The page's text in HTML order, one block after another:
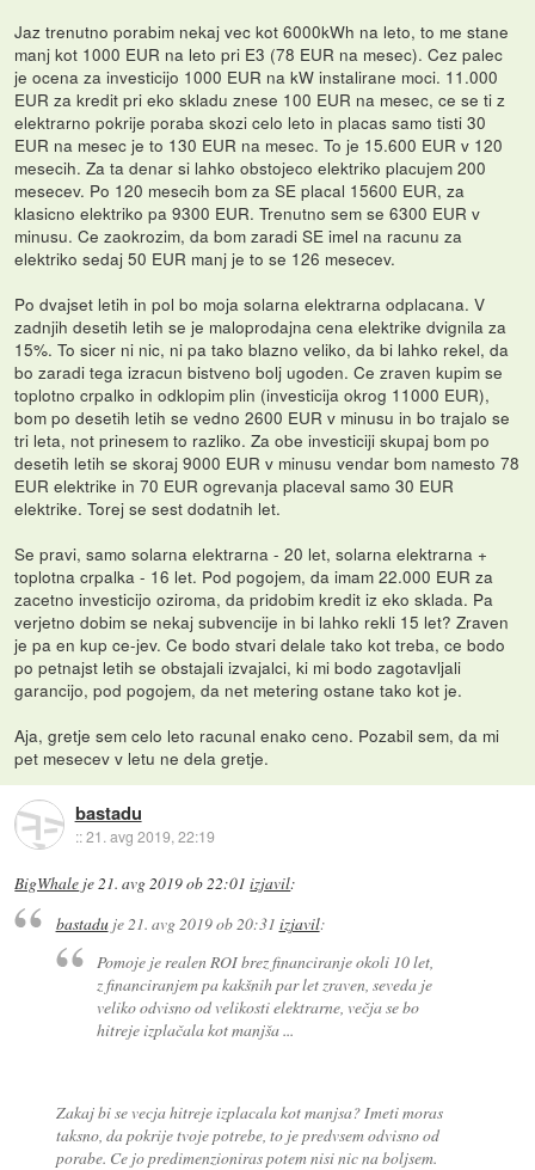
Jaz trenutno porabim nekaj vec kot 6000kWh na leto, to me stane
manj kot 1000 EUR na leto pri E3 (78 EUR na mesec). Cez palec
je ocena za investicijo 1000 EUR na kW instalirane moci. 11.000
EUR za kredit pri eko skladu znese 100 EUR na mesec, ce se ti z
elektrarno pokrije poraba skozi celo leto in placas samo tisti 30
EUR na mesec je to 130 EUR na mesec. To je 15.600 EUR v 120
mesecih. Za ta denar si lahko obstojeco elektriko placujem 200
mesecev. Po 120 mesecih bom za SE placal 15600 EUR, za
klasicno elektriko pa 9300 EUR. Trenutno sem se 6300 EUR v
minusu. Ce zaokrozim, da bom zaradi SE imel na racunu za
elektriko sedaj 50 EUR manj je to se 126 mesecev.
Po dvajset letih in pol bo moja solarna elektrarna odplacana. V
zadnjih desetih letih se je maloprodajna cena elektrike dvignila za
15%. To sicer ni nic, ni pa tako blazno veliko, da bi lahko rekel, da
bo zaradi tega izracun bistveno bolj ugoden. Ce zraven kupim se
toplotno crpalko in odklopim plin (investicija okrog 11000 EUR),
bom po desetih letih se vedno 2600 EUR v minusu in bo trajalo se
tri leta, not prinesem to razliko. Za obe investiciji skupaj bom po
desetih letih se skoraj 9000 EUR v minusu vendar bom namesto 78
EUR elektrike in 70 EUR ogrevanja placeval samo 30 EUR
elektrike. Torej se sest dodatnih let.
Se pravi, samo solarna elektrarna - 20 let, solarna elektrarna +
toplotna crpalka - 16 let. Pod pogojem, da imam 22.000 EUR za
zacetno investicijo oziroma, da pridobim kredit iz eko sklada. Pa
verjetno dobim se nekaj subvencije in bi lahko rekli 15 let? Zraven
je pa en kup ce-jev. Ce bodo stvari delale tako kot treba, ce bodo
po petnajst letih se obstajali izvajalci, ki mi bodo zagotavljali
garancijo, pod pogojem, da net metering ostane tako kot je.
Aja, gretje sem celo leto racunal enako ceno. Pozabil sem, da mi
pet mesecev v letu ne dela gretje.
bastadu
::21. avg 2019, 22:19
BigWhale je21. avg 2019 ob 22:01 izjavil:
bastaduje 21. avg 2019 ob 20:31 izjavil:
Pomoje je realen ROI brez financiranje okoli 10 let,
z financiranjem pa kakšnih par let zraven, seveda je
veliko odvisno od velikosti elektrarne, večja se bo
hitreje izplačala kot manjša ...
Zakaj bi se vecja hitreje izplacala kot manjsa? Imeti moras
taksno, da pokrije tvoje potrebe, to je predvsem odvisno od
porabe. Ce jo predimenzioniras potem nisi nic na boljsem.